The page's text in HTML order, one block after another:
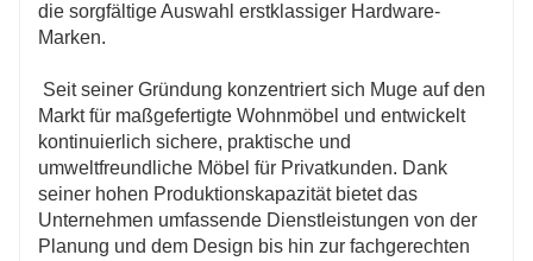
die sorgfältige Auswahl erstklassiger Hardware-
Markt für maßgefertigte Wohnmöbel und entwickelt
kontinuierlich sichere, praktische und
umweltfreundliche Möbel für Privatkunden. Dank
seiner hohen Produktionskapazität bietet das
Unternehmen umfassende Dienstleistungen von der
Planung und dem Design bis hin zur fachgerechten